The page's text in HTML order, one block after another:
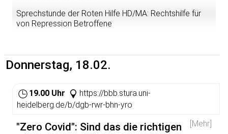
Sprechstunde der Roten Hilfe HD/MA: Rechtshilfe für
von Repression Betroffene
Blockade weitergeht? Linke Aktivist*innen, die wegen
einer politischen Aktion Repression abbekommen und
20.00 Uhr Aktive der Roten Hilfe HD/MA unter 06221-
189147 erreichen und mit ihnen das weitere Vorgehen
Bitte bedenkt aber, dass Telefone keine geschützte
Donnerstag, 18.02.
19.00 Uhr
https://bbb.stura.uni-
heidelberg.de/b/dgb-rwr-bhn-yro
[Mehr]
"Zero Covid": Sind das die richtigen